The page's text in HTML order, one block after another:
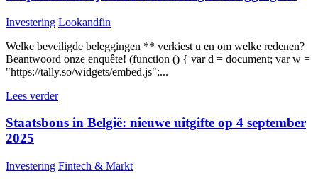
Investering Lookandfin
Welke beveiligde beleggingen ** verkiest u en om welke redenen?
Beantwoord onze enquête! (function () { var d = document; var w =
"https://tally.so/widgets/embed.js";...
Lees verder
Staatsbons in België: nieuwe uitgifte op 4 september
2025
Investering Fintech & Markt